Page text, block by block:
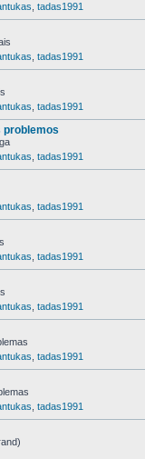
tadas1991
tadas1991
tadas1991
problemos
tadas1991
tadas1991
tadas1991
tadas1991
tadas1991
tadas1991